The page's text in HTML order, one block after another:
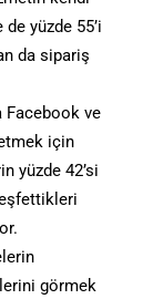
yüzde 55’i
da sipariş
Facebook ve
için
yüzde 42’si
görmek